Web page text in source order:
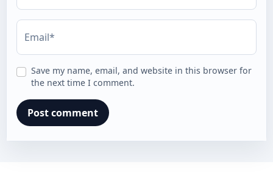
Email*
Save my name, email, and website in this browser for
the next time I comment.